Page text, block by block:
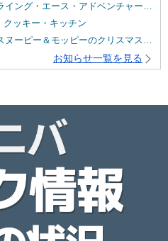
[よやくのり] スヌーピーのフライング・エース・アドベンチャーを追加しました。
クッキー・キッチン
[blog] 2024年ハローキティ＆スヌーピー＆モッピーのクリスマスグッズ♡
お知らせ一覧を見る